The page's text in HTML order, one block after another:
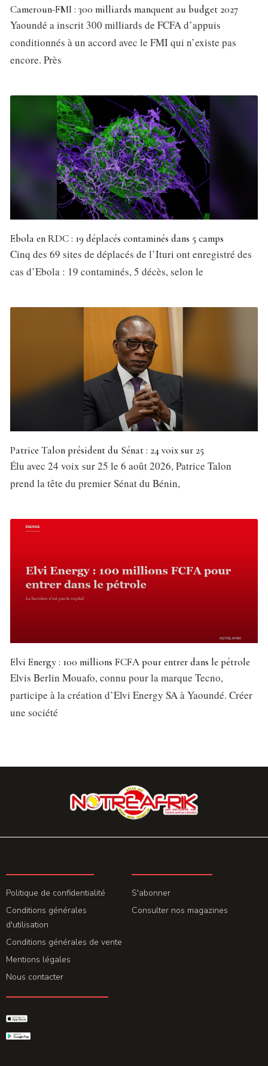
Cameroun-FMI : 300 milliards manquent au budget 2027
Yaoundé a inscrit 300 milliards de FCFA d’appuis
conditionnés à un accord avec le FMI qui n’existe pas
encore. Près
Ebola en RDC : 19 déplacés contaminés dans 5 camps
Cinq des 69 sites de déplacés de l’Ituri ont enregistré des
cas d’Ebola : 19 contaminés, 5 décès, selon le
Patrice Talon président du Sénat : 24 voix sur 25
Élu avec 24 voix sur 25 le 6 août 2026, Patrice Talon
prend la tête du premier Sénat du Bénin,
Elvi Energy : 100 millions FCFA pour entrer dans le pétrole
Elvis Berlin Mouafo, connu pour la marque Tecno,
participe à la création d’Elvi Energy SA à Yaoundé. Créer
une société
Politique de confidentialité
Conditions générales
d'utilisation
Conditions générales de vente
Mentions légales
Nous contacter
S'abonner
Consulter nos magazines